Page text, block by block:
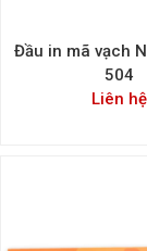
Đầu in mã vạch
504
Liên hệ